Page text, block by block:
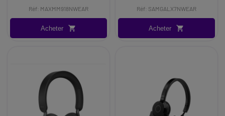
Réf: MAXMM918NWEAR
Acheter
Réf: SAMGALX7NWEAR
Acheter